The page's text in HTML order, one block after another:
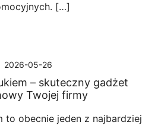
[…]
2026-05-26
– skuteczny gadżet
Twojej firmy
to obecnie jeden z najbardziej